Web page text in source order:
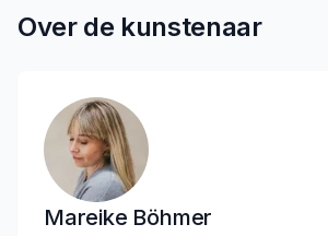
Over de kunstenaar
Mareike Böhmer